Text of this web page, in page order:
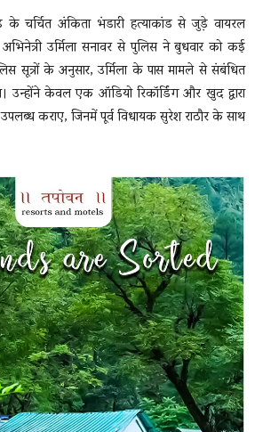
के चर्चित अंकिता भंडारी हत्याकांड से जुड़े वायरल
उर्मिला सनावर से पुलिस ने बुधवार को कई
सूत्रों के अनुसार, उर्मिला के पास मामले से संबंधित
उन्होंने केवल एक ऑडियो रिकॉर्डिंग और खुद द्वारा
कराए, जिनमें पूर्व विधायक सुरेश राठौर के साथ